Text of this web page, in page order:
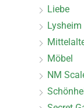
Liebe
Lysheim
Möbel
NM